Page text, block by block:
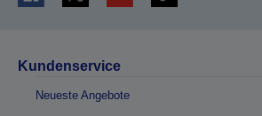
Kundenservice
Neueste Angebote